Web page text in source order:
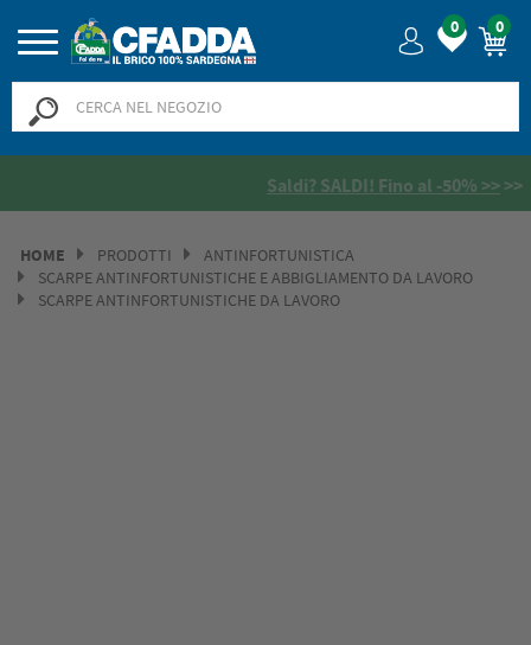
0 0
Saldi? SALDI! Fino al -50% >>>>
HOME PRODOTTI
ANTINFORTUNISTICA
SCARPE ANTINFORTUNISTICHE E ABBIGLIAMENTO DA LAVORO
SCARPE ANTINFORTUNISTICHE DA LAVORO